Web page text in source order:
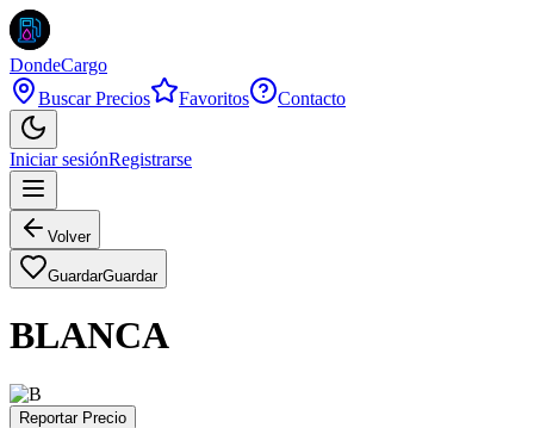
DondeCargo
Buscar Precios
Favoritos Contacto
Iniciar sesiónRegistrarse
Volver
GuardarGuardar
BLANCA
Reportar Precio